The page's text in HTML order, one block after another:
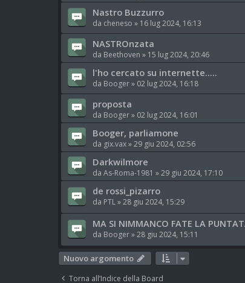
Nastro Buzzurro
da cheneso » 16 lug 2024, 16:13
NASTROnzata
da Beethoven » 15 lug 2024, 20:46
l'ho cercato su internette.....
da Booger» 02 lug 2024, 16:18
proposta
da Booger» 02 lug 2024, 16:01
Booger, parliamone
da gix.vax»29 giu 2024, 02:56
Darkwilmore
da As-Roma-1981 »29 giu 2024, 17:10
de rossi_pizarro
da PTL»28 giu 2024, 15:29
MA SI NIMMANCO FATE LA
da Booger»28 giu 2024, 15:11
Nuovo argomento
Torna all’Indice della Board